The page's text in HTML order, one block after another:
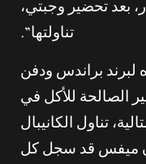
بعد تحضير وجبتي،
تناولتها”.
براندس ودفن
الصالحة للأكل في
20 شهرا التالية، تناول الكانيبال
ميفس قد سجل كل